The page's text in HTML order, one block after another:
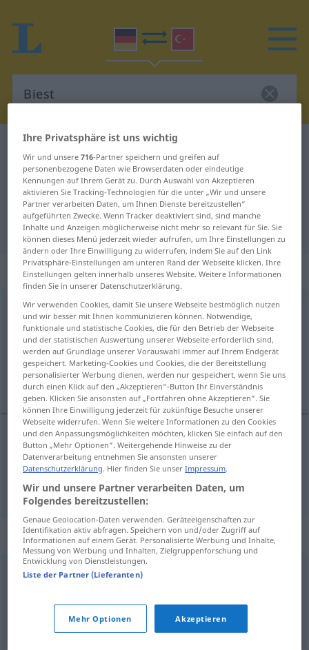
Deutsch-Türkisch Wörterbuch
Deutsch-Türkisch Übersetzung für
"Biest"
"Biest" Türkisch Übersetzung
„Biest“: Neutrum, sächlich
Biestn <-s;-er >a. UMG FIG
Übersicht aller Übersetzungen
(Für mehr Details die Übersetzung anklicken/antippen)
hınzır, hayvan, domuz
hınzır Biest
hayvan,domuzyergi anlamında Biest
Synonyme für "Biest"
(das) Mensch (derb, abwertend, schwäbisch)
Ihre Privatsphäre ist uns wichtig
Wir und unsere716-Partner speichern und greifen auf
personenbezogene Daten wie Browserdaten oder eindeutige
Kennungen auf Ihrem Gerät zu. Durch Auswahl von Akzeptieren
aktivieren Sie Tracking-Technologien für die unter „Wir und unsere
Partner verarbeiten Daten, um Ihnen Dienste bereitzustellen“
aufgeführten Zwecke. Wenn Tracker deaktiviert sind, sind manche
Inhalte und Anzeigen möglicherweise nicht mehr so relevant für Sie. Sie
können dieses Menü jederzeit wieder aufrufen, um Ihre Einstellungen zu
ändern oder Ihre Einwilligung zu widerrufen, indem Sie auf den Link
Privatsphäre-Einstellungen am unteren Rand der Webseite klicken. Ihre
Einstellungen gelten innerhalb unseres Website. Weitere Informationen
finden Sie in unserer Datenschutzerklärung.
Wir verwenden Cookies, damit Sie unsere Webseite bestmöglich nutzen
und wir besser mit Ihnen kommunizieren können. Notwendige,
funktionale und statistische Cookies, die für den Betrieb der Webseite
und der statistischen Auswertung unserer Webseite erforderlich sind,
werden auf Grundlage unserer Vorauswahl immer auf Ihrem Endgerät
gespeichert. Marketing-Cookies und Cookies, die der Bereitstellung
personalisierter Werbung dienen, werden nur gespeichert, wenn Sie uns
durch einen Klick auf den „Akzeptieren“-Button Ihr Einverständnis
geben. Klicken Sie ansonsten auf „Fortfahren ohne Akzeptieren“. Sie
können Ihre Einwilligung jederzeit für zukünftige Besuche unserer
Webseite widerrufen. Wenn Sie weitere Informationen zu den Cookies
und den Anpassungsmöglichkeiten möchten, klicken Sie einfach auf den
Button „Mehr Optionen“. Weitergehende Hinweise zu der
Datenverarbeitung entnehmen Sie ansonsten unserer
Datenschutzerklärung. Hier finden Sie unserImpressum.
Wir und unsere Partner verarbeiten Daten, um
Folgendes bereitzustellen:
Genaue Geolocation-Daten verwenden. Geräteeigenschaften zur
Identifikation aktiv abfragen. Speichern von und/oder Zugriff auf
Informationen auf einem Gerät. Personalisierte Werbung und Inhalte,
Messung von Werbung und Inhalten, Zielgruppenforschung und
Entwicklung von Dienstleistungen.
Liste der Partner (Lieferanten)
Mehr Optionen Akzeptieren